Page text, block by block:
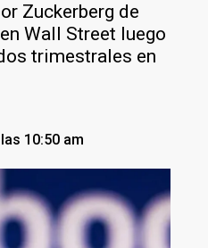
Zuckerberg de
Wall Street luego
trimestrales en
10:50 am